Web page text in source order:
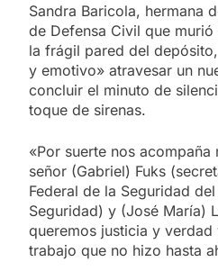
Sandra Baricola, hermana
de Defensa Civil que
la frágil pared del
y emotivo» atravesar un
concluir el minuto de
toque de sirenas.
«Por suerte nos acompaña
señor (Gabriel) Fuks
Federal de la Seguridad
Seguridad) y (José María)
queremos justicia y verdad
trabajo que no hizo hasta